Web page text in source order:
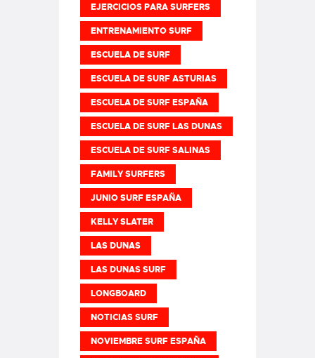
EJERCICIOS PARA SURFERS
ENTRENAMIENTO SURF
ESCUELA DE SURF
ESCUELA DE SURF ASTURIAS
ESCUELA DE SURF ESPAÑA
ESCUELA DE SURF LAS DUNAS
ESCUELA DE SURF SALINAS
FAMILY SURFERS
JUNIO SURF ESPAÑA
KELLY SLATER
LAS DUNAS
LAS DUNAS SURF
LONGBOARD
NOTICIAS SURF
NOVIEMBRE SURF ESPAÑA